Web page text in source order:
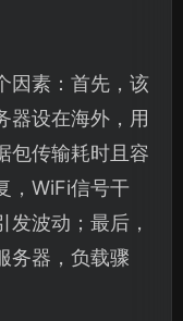
因素：首先，该
器设在海外，用
包传输耗时且容
，WiFi信号干
波动；最后，
务器，负载骤